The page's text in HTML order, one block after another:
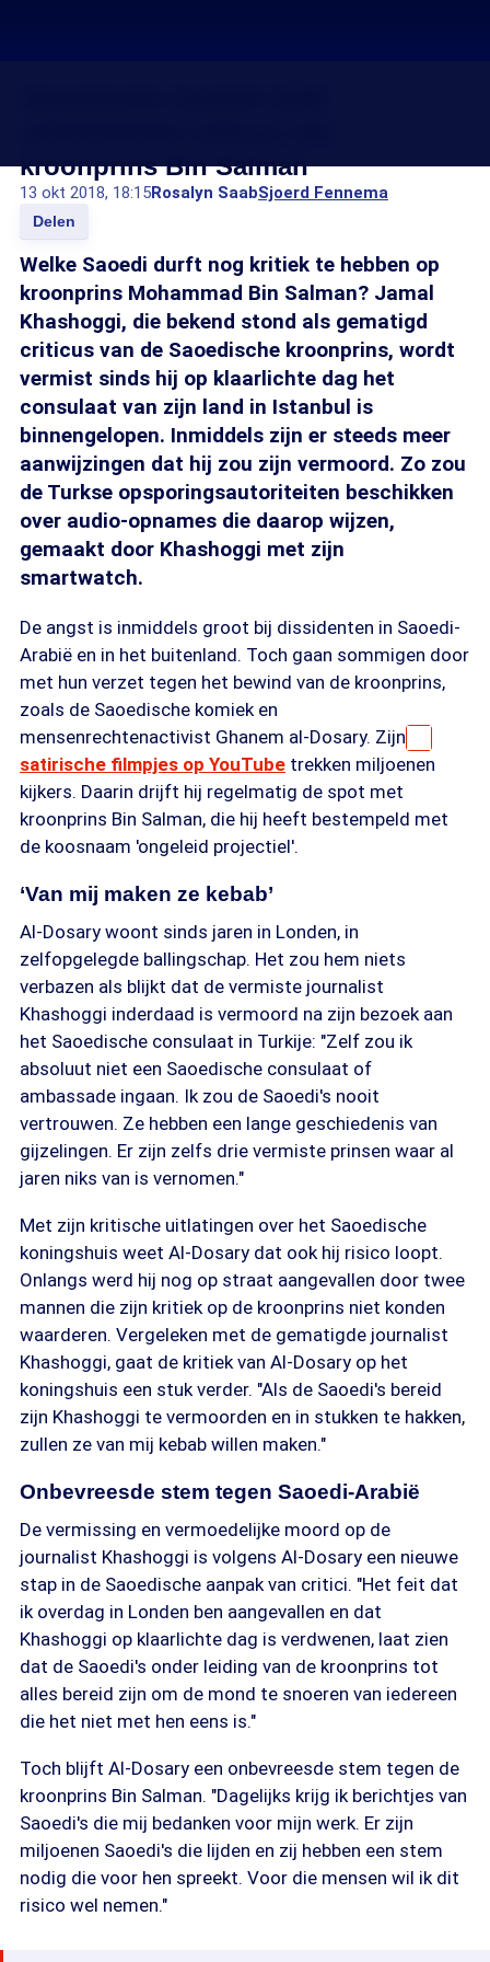
kroonprins Bin Salman
13 okt 2018, 18:15Rosalyn SaabSjoerd Fennema
Delen
Welke Saoedi durft nog kritiek te hebben op
kroonprins Mohammad Bin Salman? Jamal
Khashoggi, die bekend stond als gematigd
criticus van de Saoedische kroonprins, wordt
vermist sinds hij op klaarlichte dag het
consulaat van zijn land in Istanbul is
binnengelopen. Inmiddels zijn er steeds meer
aanwijzingen dat hij zou zijn vermoord. Zo zou
de Turkse opsporingsautoriteiten beschikken
over audio-opnames die daarop wijzen,
gemaakt door Khashoggi met zijn
smartwatch.
De angst is inmiddels groot bij dissidenten in Saoedi-
Arabië en in het buitenland. Toch gaan sommigen door
met hun verzet tegen het bewind van de kroonprins,
zoals de Saoedische komiek en
mensenrechtenactivist Ghanem al-Dosary. Zijn
satirische filmpjes op YouTube trekken miljoenen
kijkers. Daarin drijft hij regelmatig de spot met
kroonprins Bin Salman, die hij heeft bestempeld met
de koosnaam 'ongeleid projectiel'.
‘Van mij maken ze kebab’
Al-Dosary woont sinds jaren in Londen, in
zelfopgelegde ballingschap. Het zou hem niets
verbazen als blijkt dat de vermiste journalist
Khashoggi inderdaad is vermoord na zijn bezoek aan
het Saoedische consulaat in Turkije: "Zelf zou ik
absoluut niet een Saoedische consulaat of
ambassade ingaan. Ik zou de Saoedi's nooit
vertrouwen. Ze hebben een lange geschiedenis van
gijzelingen. Er zijn zelfs drie vermiste prinsen waar al
jaren niks van is vernomen."
Met zijn kritische uitlatingen over het Saoedische
koningshuis weet Al-Dosary dat ook hij risico loopt.
Onlangs werd hij nog op straat aangevallen door twee
mannen die zijn kritiek op de kroonprins niet konden
waarderen. Vergeleken met de gematigde journalist
Khashoggi, gaat de kritiek van Al-Dosary op het
koningshuis een stuk verder. "Als de Saoedi's bereid
zijn Khashoggi te vermoorden en in stukken te hakken,
zullen ze van mij kebab willen maken."
Onbevreesde stem tegen Saoedi-Arabië
De vermissing en vermoedelijke moord op de
journalist Khashoggi is volgens Al-Dosary een nieuwe
stap in de Saoedische aanpak van critici. "Het feit dat
ik overdag in Londen ben aangevallen en dat
Khashoggi op klaarlichte dag is verdwenen, laat zien
dat de Saoedi's onder leiding van de kroonprins tot
alles bereid zijn om de mond te snoeren van iedereen
die het niet met hen eens is."
Toch blijft Al-Dosary een onbevreesde stem tegen de
kroonprins Bin Salman. "Dagelijks krijg ik berichtjes van
Saoedi's die mij bedanken voor mijn werk. Er zijn
miljoenen Saoedi's die lijden en zij hebben een stem
nodig die voor hen spreekt. Voor die mensen wil ik dit
risico wel nemen."